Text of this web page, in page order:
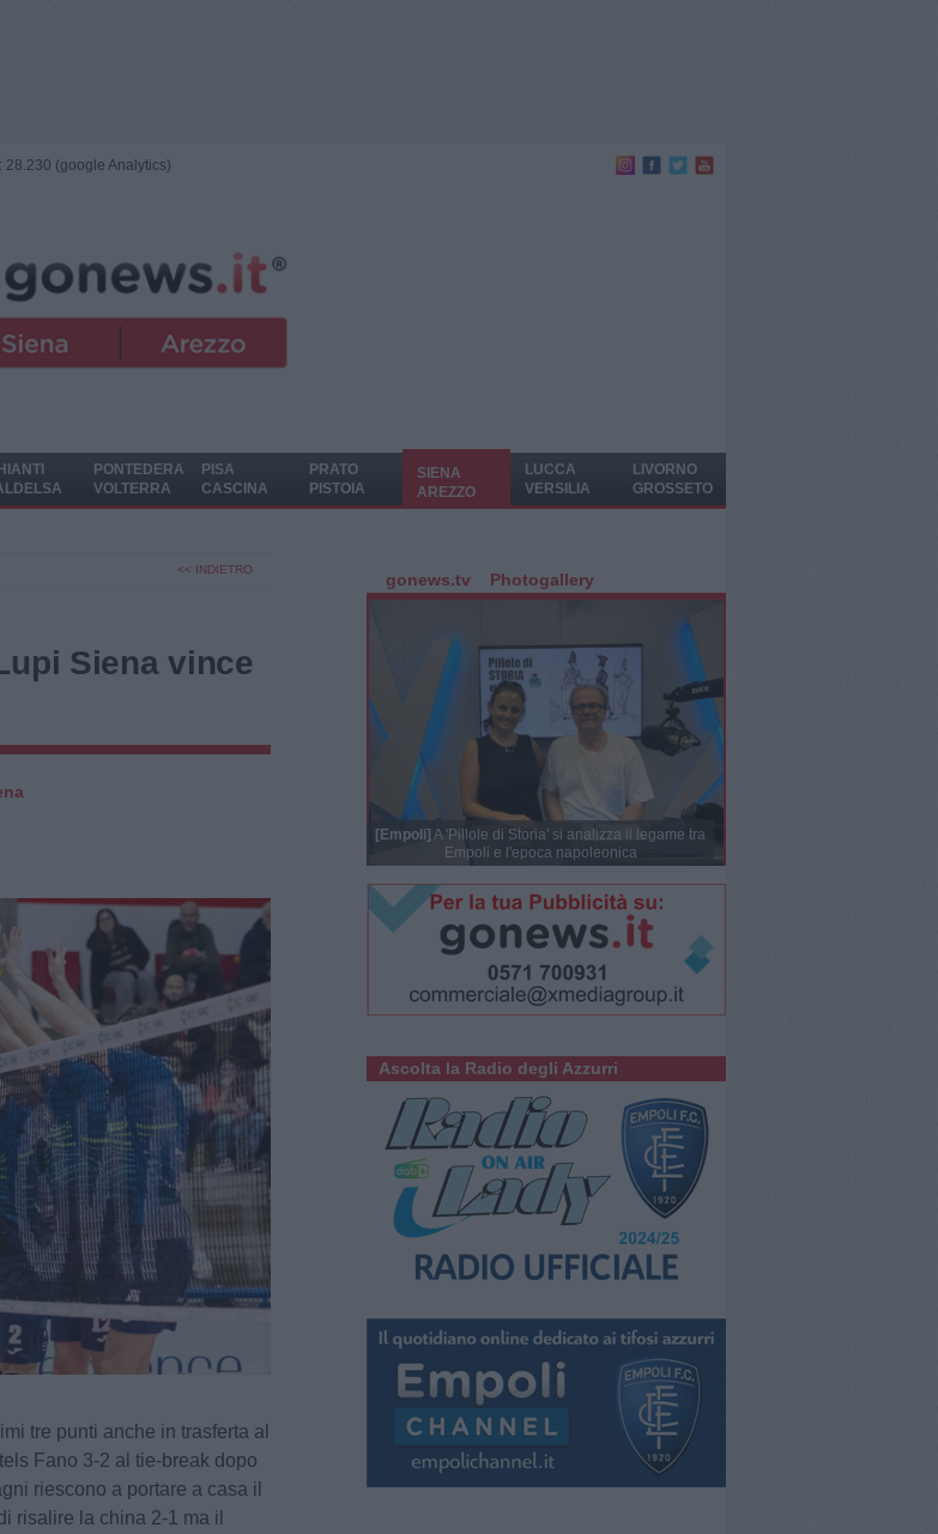
(google Analytics)
PONTEDERA
VOLTERRA
PISA
CASCINA
PRATO
PISTOIA
SIENA
AREZZO
LUCCA
VERSILIA
LIVORNO
GROSSETO
<< INDIETRO
Siena vince
tre punti anche in trasferta al
Fano 3-2 al tie-break dopo
riescono a portare a casa il
risalire la china 2-1 ma il
gonews.tv Photogallery
[Empoli] A 'Pillole di Storia' si analizza il legame tra
Empoli e l'epoca napoleonica
Ascolta la Radio degli Azzurri